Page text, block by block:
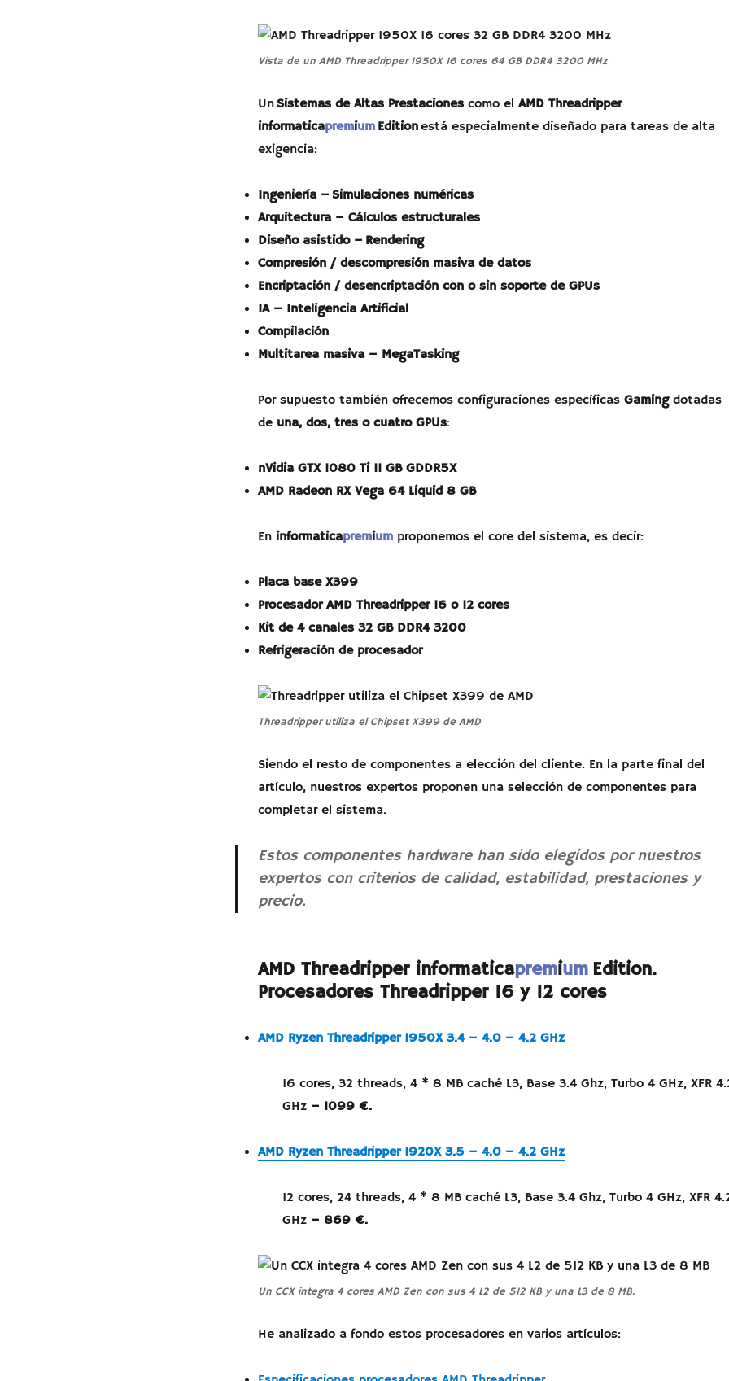
Vista de un AMD Threadripper 1950X 16 cores 64 GB DDR4 3200 MHz
UnSistemas de Altas Prestaciones como el AMD Threadripper
informaticapremiumEditionestá especialmente diseñado para tareas de alta
exigencia:
Ingeniería – Simulaciones numéricas
Arquitectura – Cálculos estructurales
Diseño asistido – Rendering
Compresión / descompresión masiva de datos
Encriptación / desencriptación con o sin soporte de GPUs
IA – Inteligencia Artificial
Compilación
Multitarea masiva – MegaTasking
Por supuesto también ofrecemos configuraciones específicas Gaming dotadas
de una, dos, tres o cuatro GPUs:
nVidia GTX 1080 Ti 11 GB GDDR5X
AMD Radeon RX Vega 64 Liquid 8 GB
En informaticapremiumproponemos el core del sistema, es decir:
Placa base X399
Procesador AMD Threadripper 16 o 12 cores
Kit de 4 canales 32 GB DDR4 3200
Refrigeración de procesador
Threadripper utiliza el Chipset X399 de AMD
Siendo el resto de componentes a elección del cliente. En la parte final del
artículo, nuestros expertos proponen una selección de componentes para
completar el sistema.
Estos componentes hardware han sido elegidos por nuestros
expertos con criterios de calidad, estabilidad, prestaciones y
precio.
AMD Threadripper informaticapremiumEdition.
Procesadores Threadripper 16 y 12 cores
AMD Ryzen Threadripper 1950X 3.4 – 4.0 – 4.2 GHz
16 cores, 32 threads, 4 * 8 MB caché L3, Base 3.4 Ghz, Turbo 4 GHz, XFR
GHz– 1099 €.
AMD Ryzen Threadripper 1920X 3.5 – 4.0 – 4.2 GHz
12 cores, 24 threads, 4 * 8 MB caché L3, Base 3.4 Ghz, Turbo 4 GHz, XFR
GHz– 869 €.
Un CCX integra 4 cores AMD Zen con sus 4 L2 de 512 KB y una L3 de 8 MB.
He analizado a fondo estos procesadores en varios artículos: